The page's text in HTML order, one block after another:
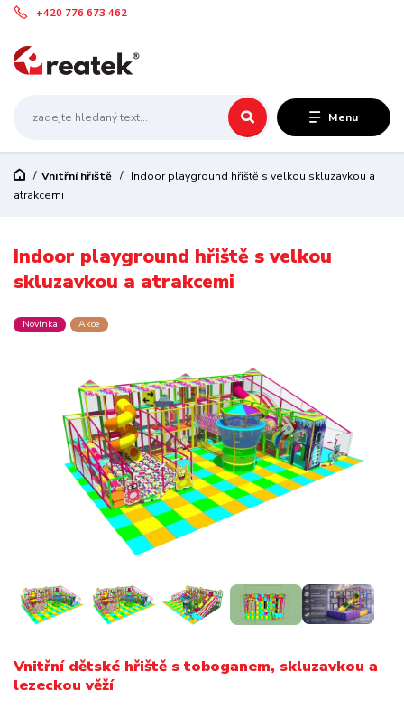
Menu
+420 776 673 462
Vnitřní hřiště
Indoor playground hřiště s velkou skluzavkou a
atrakcemi
Indoor playground hřiště s velkou
skluzavkou a atrakcemi
Novinka Akce
Vnitřní dětské hřiště s toboganem, skluzavkou a
lezeckou věží